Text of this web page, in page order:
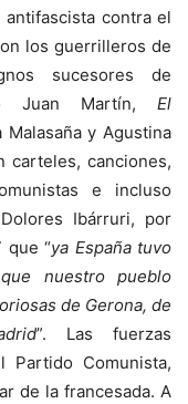
contra el
los guerrilleros de
sucesores de
Juan Martín, El
y Agustina
carteles, canciones,
e incluso
Ibárruri, por
que “ya España tuvo
nuestro pueblo
de Gerona, de
”. Las fuerzas
Partido Comunista,
de la francesada. A